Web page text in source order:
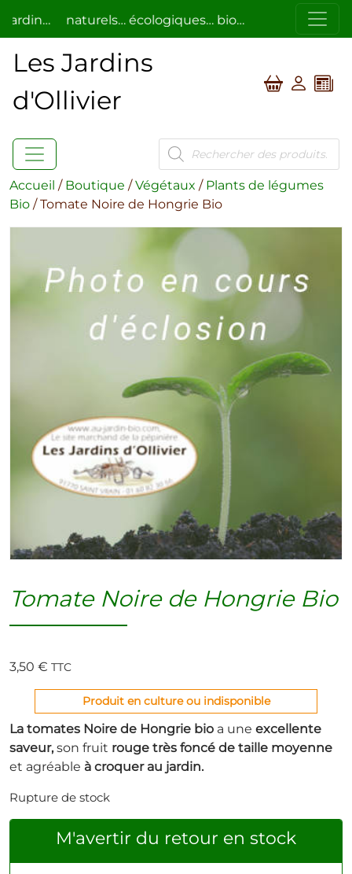
naturels… écologiques… bio… respectueux de
Les Jardins
d'Ollivier
Recherche
de
produits
Accueil / Boutique /Végétaux / Plants de légumes
Bio / Tomate Noire de Hongrie Bio
Tomate Noire de Hongrie Bio
3,50 € TTC
Produit en culture ou indisponible
La tomates Noire de Hongrie bio a une excellente
saveur, son fruit rouge très foncé de taille moyenne
et agréable à croquer au jardin.
Rupture de stock
M'avertir du retour en stock